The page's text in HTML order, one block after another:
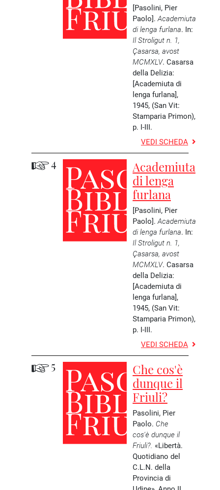
[Pasolini, Pier
Paolo].Academiuta
di lenga furlana. In:
Il Stroligut n. 1,
Çasarsa, avost
MCMXLV. Casarsa
della Delizia:
[Academiuta di
lenga furlana],
1945, (San Vit:
Stamparia Primon),
p. I-III.
VEDI SCHEDA
4
Academiuta
di lenga
furlana
[Pasolini, Pier
Paolo].Academiuta
di lenga furlana. In:
Il Stroligut n. 1,
Çasarsa, avost
MCMXLV. Casarsa
della Delizia:
[Academiuta di
lenga furlana],
1945, (San Vit:
Stamparia Primon),
p. I-III.
VEDI SCHEDA
5
Che cos'è
dunque il
Friuli?
Pasolini, Pier
Paolo. Che
cos'è dunque il
Friuli?. «Libertà.
Quotidiano del
C.L.N. della
Provincia di